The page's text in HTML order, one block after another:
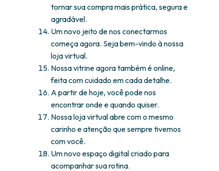
tornar sua compra mais prática, segura e
agradável.
Um novo jeito de nos conectarmos
começa agora. Seja bem-vindo à nossa
loja virtual.
Nossa vitrine agora também é online,
feita com cuidado em cada detalhe.
A partir de hoje, você pode nos
encontrar onde e quando quiser.
Nossa loja virtual abre com o mesmo
carinho e atenção que sempre tivemos
com você.
Um novo espaço digital criado para
acompanhar sua rotina.